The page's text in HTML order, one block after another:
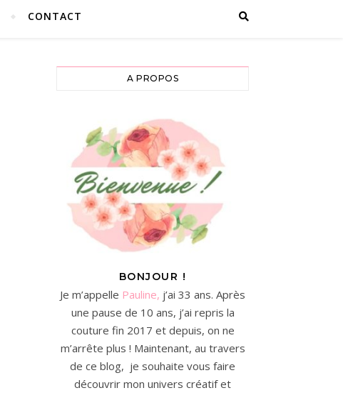
CONTACT
A PROPOS
BONJOUR !
Je m’appelle Pauline, j’ai 33 ans. Après
une pause de 10 ans, j’ai repris la
couture fin 2017 et depuis, on ne
m’arrête plus ! Maintenant, au travers
de ce blog, je souhaite vous faire
découvrir mon univers créatif et